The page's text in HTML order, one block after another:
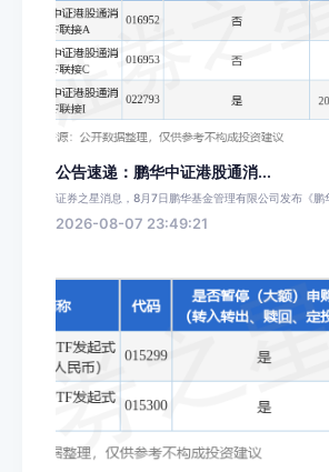
公告速递：鹏华中证港股通消...
证券之星消息，8月7日鹏华基金管理有限公司发布《鹏
2026-08-07 23:49:21